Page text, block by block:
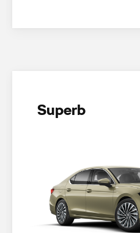
Superb